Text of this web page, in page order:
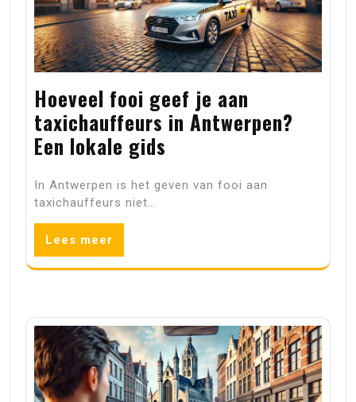
Hoeveel fooi geef je aan
taxichauffeurs in Antwerpen?
Een lokale gids
In Antwerpen is het geven van fooi aan
taxichauffeurs niet…
Lees meer